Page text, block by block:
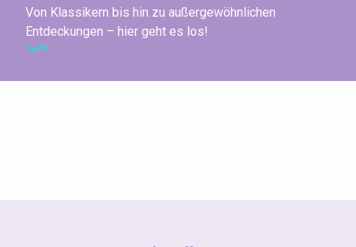
Von Klassikern bis hin zu außergewöhnlichen
Entdeckungen – hier geht es los!